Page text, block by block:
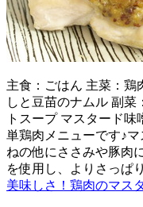
主食：ごはん 主菜：鶏
しと豆苗のナムル 副
トスープ マスタード
単鶏肉メニューです♪
ねの他にささみや豚肉
を使用し、よりさっぱ
美味しさ！鶏肉のマス